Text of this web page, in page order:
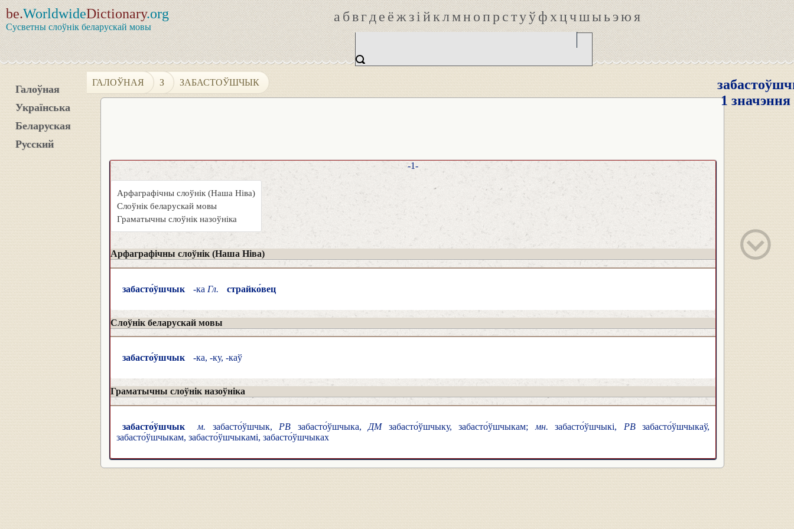
be.WorldwideDictionary.org
Сусветны слоўнік беларускай мовы
абвгдеёжзійклмнопрстуўфхцчшыьэюя
Галоўная
Українська
Беларуская
Русский
ГАЛОЎНАЯ З ЗАБАСТОЎШЧЫК
1 значэння
-1-
Арфаграфічны слоўнік (Наша Ніва)
Слоўнік беларускай мовы
Граматычны слоўнік назоўніка
Арфаграфічны слоўнік (Наша Ніва)
забасто́ўшчык -ка Гл. страйко́вец
Слоўнік беларускай мовы
забасто́ўшчык -ка, -ку, -каў
Граматычны слоўнік назоўніка
забасто́ўшчык м. забасто́ўшчык, РВ забасто́ўшчыка, ДМзабасто́ўшчыку, забасто́ўшчыкам; мн. забасто́ўшчыкі, РВзабасто́ўшчыкаў,
забасто́ўшчыкам, забасто́ўшчыкамі, забасто́ўшчыках